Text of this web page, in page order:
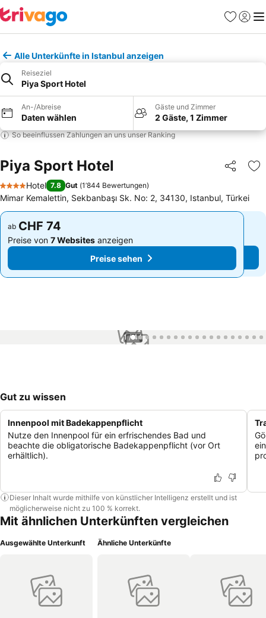
Favoriten
Alle Unterkünfte in Istanbul anzeigen
Reiseziel
Piya Sport Hotel
An-/Abreise
Daten wählen
Gäste und Zimmer
2 Gäste, 1 Zimmer
So beeinflussen Zahlungen an uns unser Ranking
Piya Sport Hotel Teilen
4 Sterne
Hotel 7.8 Gut (1’844 Bewertungen)
Mimar Kemalettin, Sekbanbaşı Sk. No: 2, 34130, Istanbul, Türkei
ab CHF 74
Preise von 7 Websitesanzeigen
Preise sehen
ab CHF 74
Preise von 7 Websites anzeigen
Preise sehen
1 / 44
Gut zu wissen
Innenpool mit Badekappenpflicht
Nutze den Innenpool für ein erfrischendes Bad und
beachte die obligatorische Badekappenpflicht (vor Ort
erhältlich).
Dieser Inhalt wurde mithilfe von künstlicher Intelligenz erstellt und ist
möglicherweise nicht zu 100 % korrekt.
Mit ähnlichen Unterkünften vergleichen
Ausgewählte Unterkunft Ähnliche Unterkünfte